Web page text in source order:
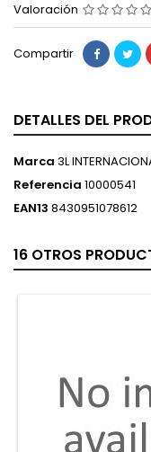
Valoración
Compartir
DETALLES DEL
Marca 3L
Referencia 10000541
EAN13 8430951078612
16 OTROS